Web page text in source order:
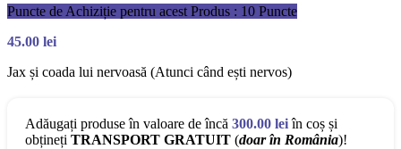
Puncte de Achiziție pentru acest Produs : 10 Puncte
45.00 lei
Jax și coada lui nervoasă (Atunci când ești nervos)
Adăugați produse în valoare de încă 300.00 leiîn coș și
obțineți TRANSPORT GRATUIT (doar în România)!